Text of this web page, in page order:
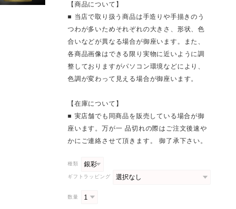
【商品について】
■ 当店で取り扱う商品は手造りや手描きのう
つわが多いためそれぞれの大きさ、形状、色
合いなどが異なる場合が御座います。また、
各商品画像はできる限り実物に近いように調
整しておりますがパソコン環境などにより、
色調が変わって見える場合が御座います。
【在庫について】
■ 実店舗でも同商品を販売している場合が御
座います。万が一 品切れの際はご注文後速や
かにご連絡させて頂きます。 御了承下さい。
種類
ギフトラッピング
数量